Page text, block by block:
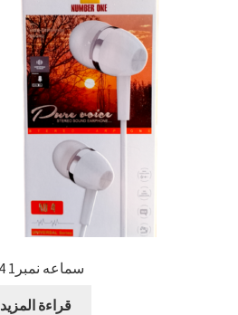
سماعه نمبر1 M4
قراءة المزيد